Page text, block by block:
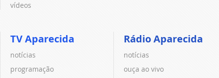
vídeos
TV Aparecida
notícias
programação
Rádio Aparecida
notícias
ouça ao vivo